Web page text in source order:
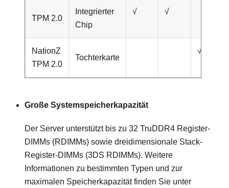
TPM 2.0
Integrierter
Chip
√ √
NationZ
TPM 2.0
Tochterkarte
√
Große Systemspeicherkapazität
Der Server unterstützt bis zu 32 TruDDR4 Register-
DIMMs (RDIMMs) sowie dreidimensionale Stack-
Register-DIMMs (3DS RDIMMs). Weitere
Informationen zu bestimmten Typen und zur
maximalen Speicherkapazität finden Sie unter